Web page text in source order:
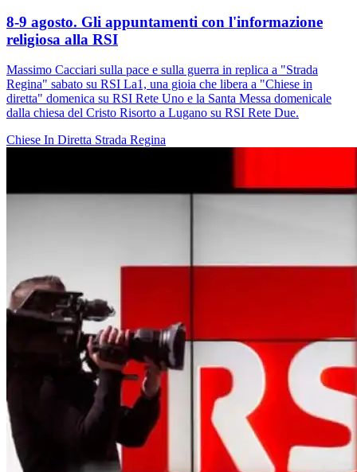
8-9 agosto. Gli appuntamenti con l'informazione
religiosa alla RSI
Massimo Cacciari sulla pace e sulla guerra in replica a "Strada
Regina" sabato su RSI La1, una gioia che libera a "Chiese in
diretta" domenica su RSI Rete Uno e la Santa Messa domenicale
dalla chiesa del Cristo Risorto a Lugano su RSI Rete Due.
Chiese In Diretta Strada Regina